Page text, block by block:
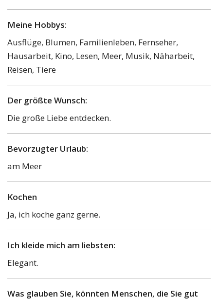
Meine Hobbys:
Ausflüge, Blumen, Familienleben, Fernseher,
Hausarbeit, Kino, Lesen, Meer, Musik, Näharbeit,
Reisen, Tiere
Der größte Wunsch:
Die große Liebe entdecken.
Bevorzugter Urlaub:
am Meer
Kochen
Ja, ich koche ganz gerne.
Ich kleide mich am liebsten:
Elegant.
Was glauben Sie, könnten Menschen, die Sie gut